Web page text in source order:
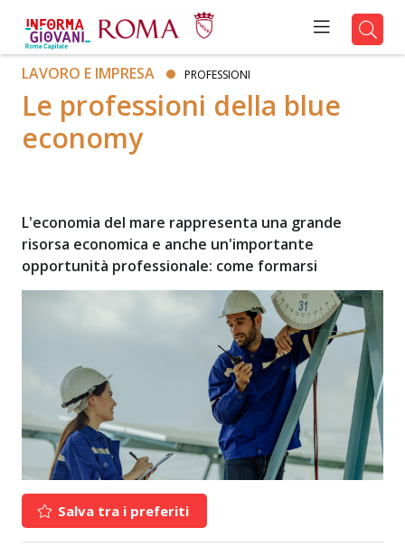
LAVORO E IMPRESA PROFESSIONI
Le professioni della blue
economy
L'economia del mare rappresenta una grande
risorsa economica e anche un'importante
opportunità professionale: come formarsi
Salva tra i preferiti